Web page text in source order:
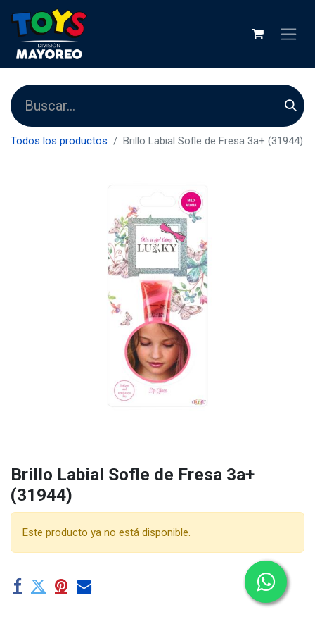
Todos los productos Brillo Labial Sofle de Fresa 3a+ (31944)
Brillo Labial Sofle de Fresa 3a+
(31944)
Este producto ya no está disponible.